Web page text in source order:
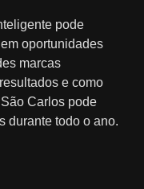
pode
oportunidades
marcas
e como
Carlos pode
durante todo o ano.